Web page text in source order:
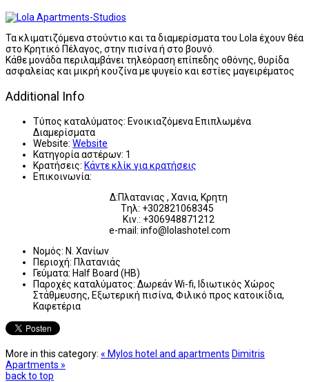
Τα κλιματιζόμενα στούντιο και τα διαμερίσματα του Lola έχουν θέα
στο Κρητικό Πέλαγος, στην πισίνα ή στο βουνό.
Κάθε μονάδα περιλαμβάνει τηλεόραση επίπεδης οθόνης, θυρίδα
ασφαλείας και μικρή κουζίνα με ψυγείο και εστίες μαγειρέματος
Additional Info
Τύπος καταλύματος: Ενοικιαζόμενα Επιπλωμένα
Διαμερίσματα
Website: Website
Κατηγορία αστέρων: 1
Κρατήσεις: Κάντε κλίκ για κρατήσεις
Επικοινωνία:
Δ:Πλατανιας , Χανια, Κρητη
Tηλ: +302821068345
Κιν.: +306948871212
e-mail: info@lolashotel.com
Νομός: Ν. Χανίων
Περιοχή: Πλατανιάς
Γεύματα: Half Board (HB)
Παροχές καταλύματος: Δωρεάν Wi-fi, Ιδιωτικός Χώρος
Στάθμευσης, Εξωτερική πισίνα, Φιλικό προς κατοικίδια,
Καφετέρια
More in this category: « Mylos hotel and apartments Dimitris
Apartments »
back to top